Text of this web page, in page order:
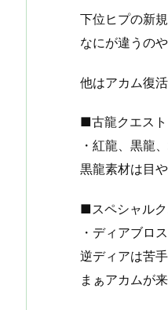
下位ヒプの新規
なにが違うのや
他はアカム復
■古龍クエスト
・紅龍、黒龍
黒龍素材は目
■スペシャルク
・ディアブロ
逆ディアは苦
まぁアカムが